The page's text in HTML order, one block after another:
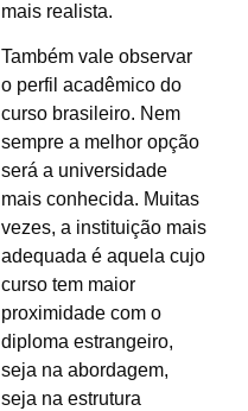
mais realista.
Também vale observar
o perfil acadêmico do
curso brasileiro. Nem
sempre a melhor opção
será a universidade
mais conhecida. Muitas
vezes, a instituição mais
adequada é aquela cujo
curso tem maior
proximidade com o
diploma estrangeiro,
seja na abordagem,
seja na estrutura